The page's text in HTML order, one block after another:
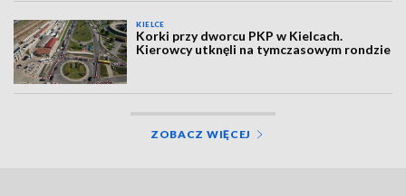
KIELCE
Korki przy dworcu PKP w Kielcach.
Kierowcy utknęli na tymczasowym rondzie
ZOBACZ WIĘCEJ